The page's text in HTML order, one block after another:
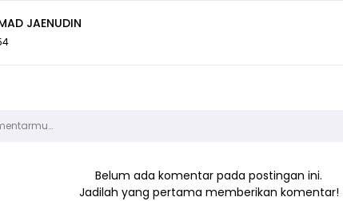
JAENUDIN
Belum ada komentar pada postingan ini.
Jadilah yang pertama memberikan komentar!